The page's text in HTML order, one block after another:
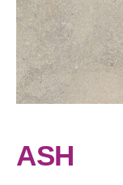
ASH